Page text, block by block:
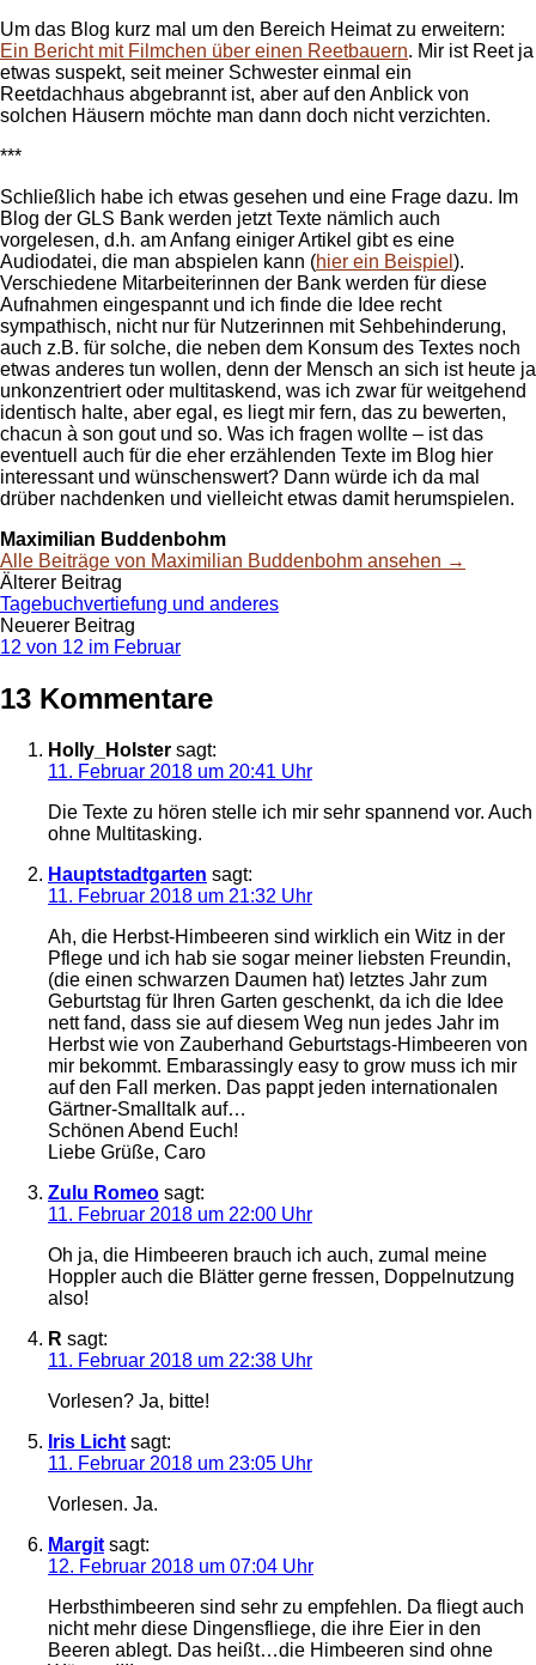
Um das Blog kurz mal um den Bereich Heimat zu erweitern:
Ein Bericht mit Filmchen über einen Reetbauern. Mir ist Reet ja
etwas suspekt, seit meiner Schwester einmal ein
Reetdachhaus abgebrannt ist, aber auf den Anblick von
solchen Häusern möchte man dann doch nicht verzichten.
***
Schließlich habe ich etwas gesehen und eine Frage dazu. Im
Blog der GLS Bank werden jetzt Texte nämlich auch
vorgelesen, d.h. am Anfang einiger Artikel gibt es eine
Audiodatei, die man abspielen kann (hier ein Beispiel ).
Verschiedene Mitarbeiterinnen der Bank werden für diese
Aufnahmen eingespannt und ich finde die Idee recht
sympathisch, nicht nur für Nutzerinnen mit Sehbehinderung,
auch z.B. für solche, die neben dem Konsum des Textes noch
etwas anderes tun wollen, denn der Mensch an sich ist heute ja
unkonzentriert oder multitaskend, was ich zwar für weitgehend
identisch halte, aber egal, es liegt mir fern, das zu bewerten,
chacun à son gout und so. Was ich fragen wollte – ist das
eventuell auch für die eher erzählenden Texte im Blog hier
interessant und wünschenswert? Dann würde ich da mal
drüber nachdenken und vielleicht etwas damit herumspielen.
Maximilian Buddenbohm
Alle Beiträge von Maximilian Buddenbohm ansehen →
Beitrags-
Navigation
Älterer Beitrag
Tagebuchvertiefung und anderes
Neuerer Beitrag
12 von 12 im Februar
13 Kommentare
Holly_Holster sagt:
11. Februar 2018 um 20:41 Uhr
Die Texte zu hören stelle ich mir sehr spannend vor. Auch
ohne Multitasking.
Hauptstadtgarten sagt:
11. Februar 2018 um 21:32 Uhr
Ah, die Herbst-Himbeeren sind wirklich ein Witz in der
Pflege und ich hab sie sogar meiner liebsten Freundin,
(die einen schwarzen Daumen hat) letztes Jahr zum
Geburtstag für Ihren Garten geschenkt, da ich die Idee
nett fand, dass sie auf diesem Weg nun jedes Jahr im
Herbst wie von Zauberhand Geburtstags-Himbeeren von
mir bekommt. Embarassingly easy to grow muss ich mir
auf den Fall merken. Das pappt jeden internationalen
Gärtner-Smalltalk auf…
Schönen Abend Euch!
Liebe Grüße, Caro
Zulu Romeo sagt:
11. Februar 2018 um 22:00 Uhr
Oh ja, die Himbeeren brauch ich auch, zumal meine
Hoppler auch die Blätter gerne fressen, Doppelnutzung
also!
R sagt:
11. Februar 2018 um 22:38 Uhr
Vorlesen? Ja, bitte!
Iris Licht sagt:
11. Februar 2018 um 23:05 Uhr
Vorlesen. Ja.
Margit sagt:
12. Februar 2018 um 07:04 Uhr
Herbsthimbeeren sind sehr zu empfehlen. Da fliegt auch
nicht mehr diese Dingensfliege, die ihre Eier in den
Beeren ablegt. Das heißt…die Himbeeren sind ohne